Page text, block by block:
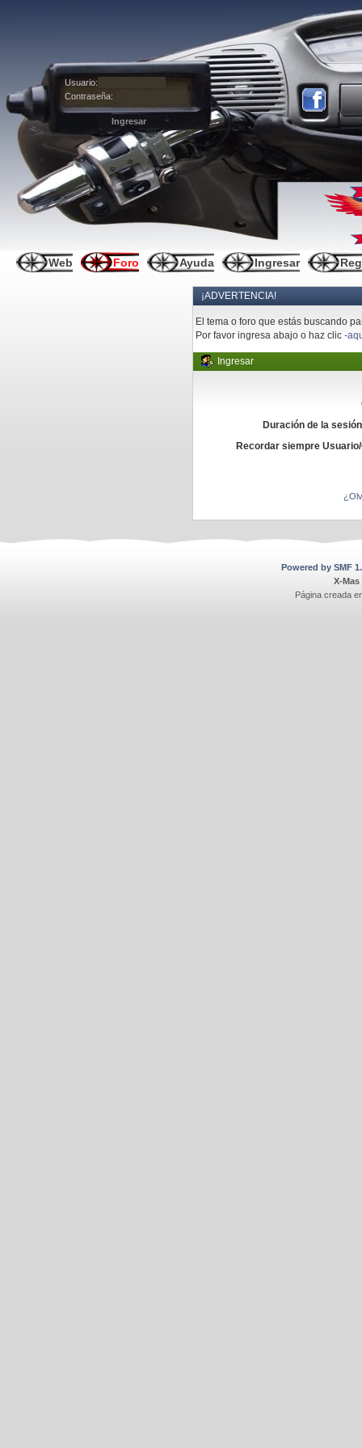
Usuario:
Contraseña:
Web Foro Ayuda Ingresar
¡ADVERTENCIA!
El tema o foro que estás buscando
Por favor ingresa abajo o haz clic-
Ingresar
Duración de la
Recordar siempre
Powered by SMF
X-Mas
Página creada